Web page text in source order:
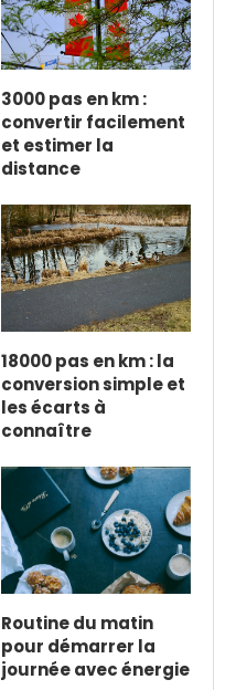
3000 pas en km :
convertir facilement
et estimer la
distance
18000 pas en km : la
conversion simple et
les écarts à
connaître
Routine du matin
pour démarrer la
journée avec énergie